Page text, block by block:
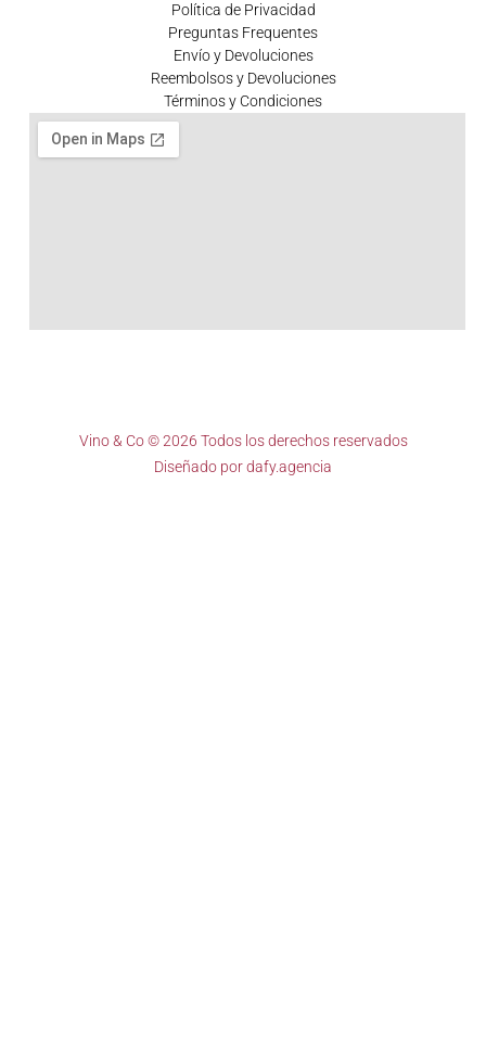
Política de Privacidad
Preguntas Frequentes
Envío y Devoluciones
Reembolsos y Devoluciones
Términos y Condiciones
Vino & Co © 2026 Todos los derechos reservados
Diseñado pordafy.agencia